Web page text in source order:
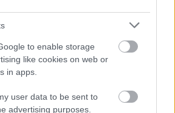
to enable storage
like cookies on web or
in apps.
user data to be sent to
advertising purposes.